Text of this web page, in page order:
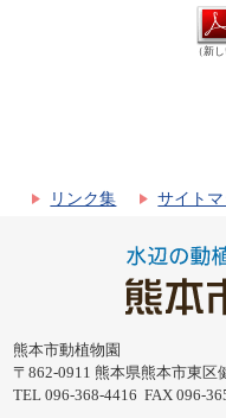
（新
リンク集 サイト
熊本市動植物園
〒862-0911 熊本県熊本市東区
TEL 096-368-4416 FAX 096-